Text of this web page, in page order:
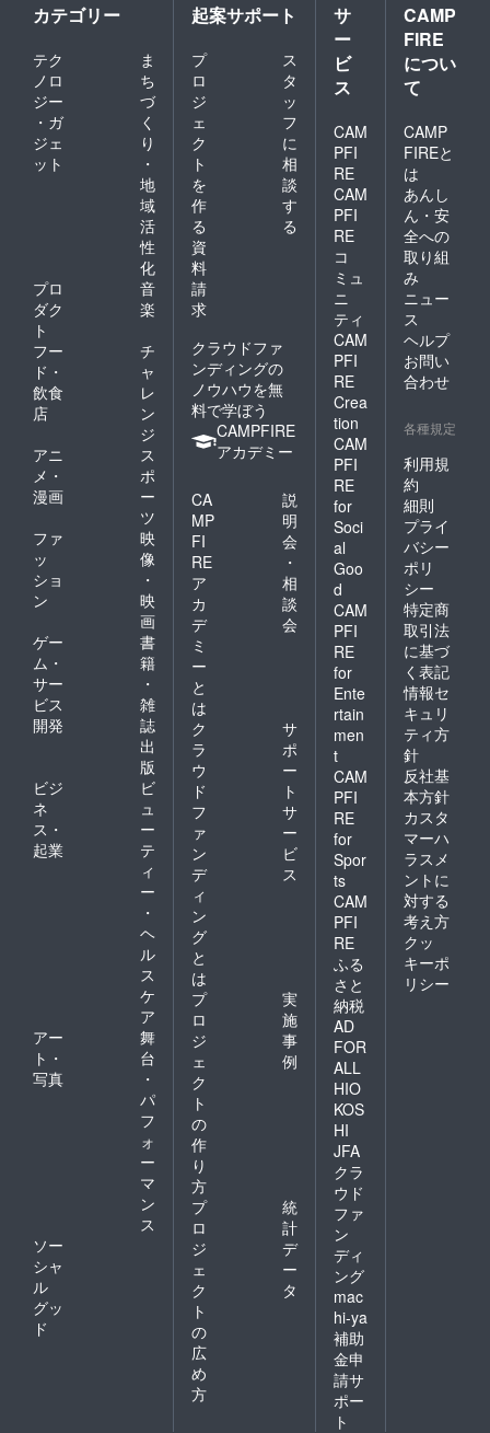
カテゴリー
テク
ノロ
ジー
・ガ
ジェ
ット
ま
ち
づ
く
り
・
地
域
活
性
化
プロ
ダク
ト
音
楽
フー
ド・
飲食
店
チ
ャ
レ
ン
ジ
アニ
メ・
漫画
ス
ポ
ー
ツ
ファ
ッ
ショ
ン
映
像
・
映
画
ゲー
ム・
サー
ビス
開発
書
籍
・
雑
誌
出
版
ビジ
ネ
ス・
起業
ビ
ュ
ー
テ
ィ
ー
・
ヘ
ル
ス
ケ
ア
アー
ト・
写真
舞
台
・
パ
フ
ォ
ー
マ
ン
ス
ソー
シャ
ル
グッ
ド
起案サポート
プ
ロ
ジ
ェ
ク
ト
を
作
る
ス
タ
ッ
フ
に
相
談
す
る
資
料
請
求
クラウドファ
ンディングの
ノウハウを無
料で学ぼう
CAMPFIRE
アカデミー
CA
MP
FI
RE
ア
カ
デ
ミ
ー
と
は
説
明
会
・
相
談
会
ク
ラ
ウ
ド
フ
ァ
ン
デ
ィ
ン
グ
と
は
サ
ポ
ー
ト
サ
ー
ビ
ス
プ
ロ
ジ
ェ
ク
ト
の
作
り
方
実
施
事
例
プ
ロ
ジ
ェ
ク
ト
の
広
め
方
統
計
デ
ー
タ
サ
ー
ビ
ス
CAM
PFI
RE
CAM
PFI
RE
コ
ミュ
ニ
ティ
CAM
PFI
RE
Crea
tion
CAM
PFI
RE
for
Soci
al
Goo
d
CAM
PFI
RE
for
Ente
rtain
men
t
CAM
PFI
RE
for
Spor
ts
CAM
PFI
RE
ふる
さと
納税
AD
FOR
ALL
HIO
KOS
HI
JFA
クラ
ウド
ファ
ン
ディ
ング
mac
hi-ya
補助
金申
請サ
ポー
ト
CAMP
FIRE
につい
て
CAMP
FIREと
は
あんし
ん・安
全への
取り組
み
ニュー
ス
ヘルプ
お問い
合わせ
各種規定
利用規
約
細則
プライ
バシー
ポリ
シー
特定商
取引法
に基づ
く表記
情報セ
キュリ
ティ方
針
反社基
本方針
カスタ
マーハ
ラスメ
ントに
対する
考え方
クッ
キーポ
リシー